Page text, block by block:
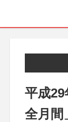
平成
全月間